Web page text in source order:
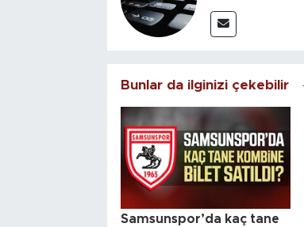
Bunlar da ilginizi çekebilir
Samsunspor’da kaç tane